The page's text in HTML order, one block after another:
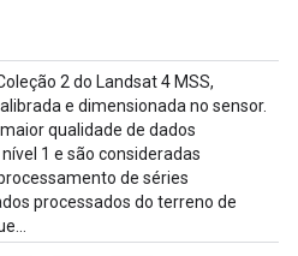
2 do Landsat 4 MSS,
e dimensionada no sensor.
qualidade de dados
1 e são consideradas
de séries
processados do terreno de